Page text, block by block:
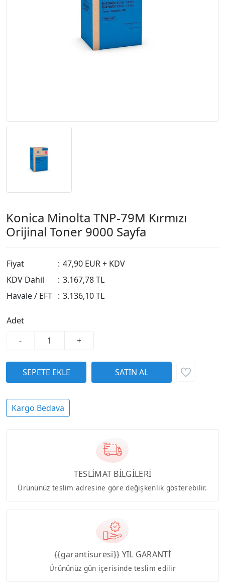
Konica Minolta TNP-79M Kırmızı
Orijinal Toner 9000 Sayfa
Fiyat : 47,90 EUR + KDV
KDV Dahil
: 3.167,78 TL
Havale / EFT : 3.136,10 TL
Adet
-
+
Kargo Bedava
TESLİMAT BİLGİLERİ
Ürününüz teslim adresine göre değişkenlik gösterebilir.
{{garantisuresi}} YIL GARANTİ
Ürününüz gün içerisinde teslim edilir